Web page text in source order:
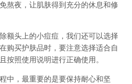
熬夜，让肌肤得到充分的休息和修
额头上的小痘痘，我们还可以选择
购买护肤品时，要注意选择适合自
按照使用说明进行正确使用。
中，最重要的是要保持耐心和坚